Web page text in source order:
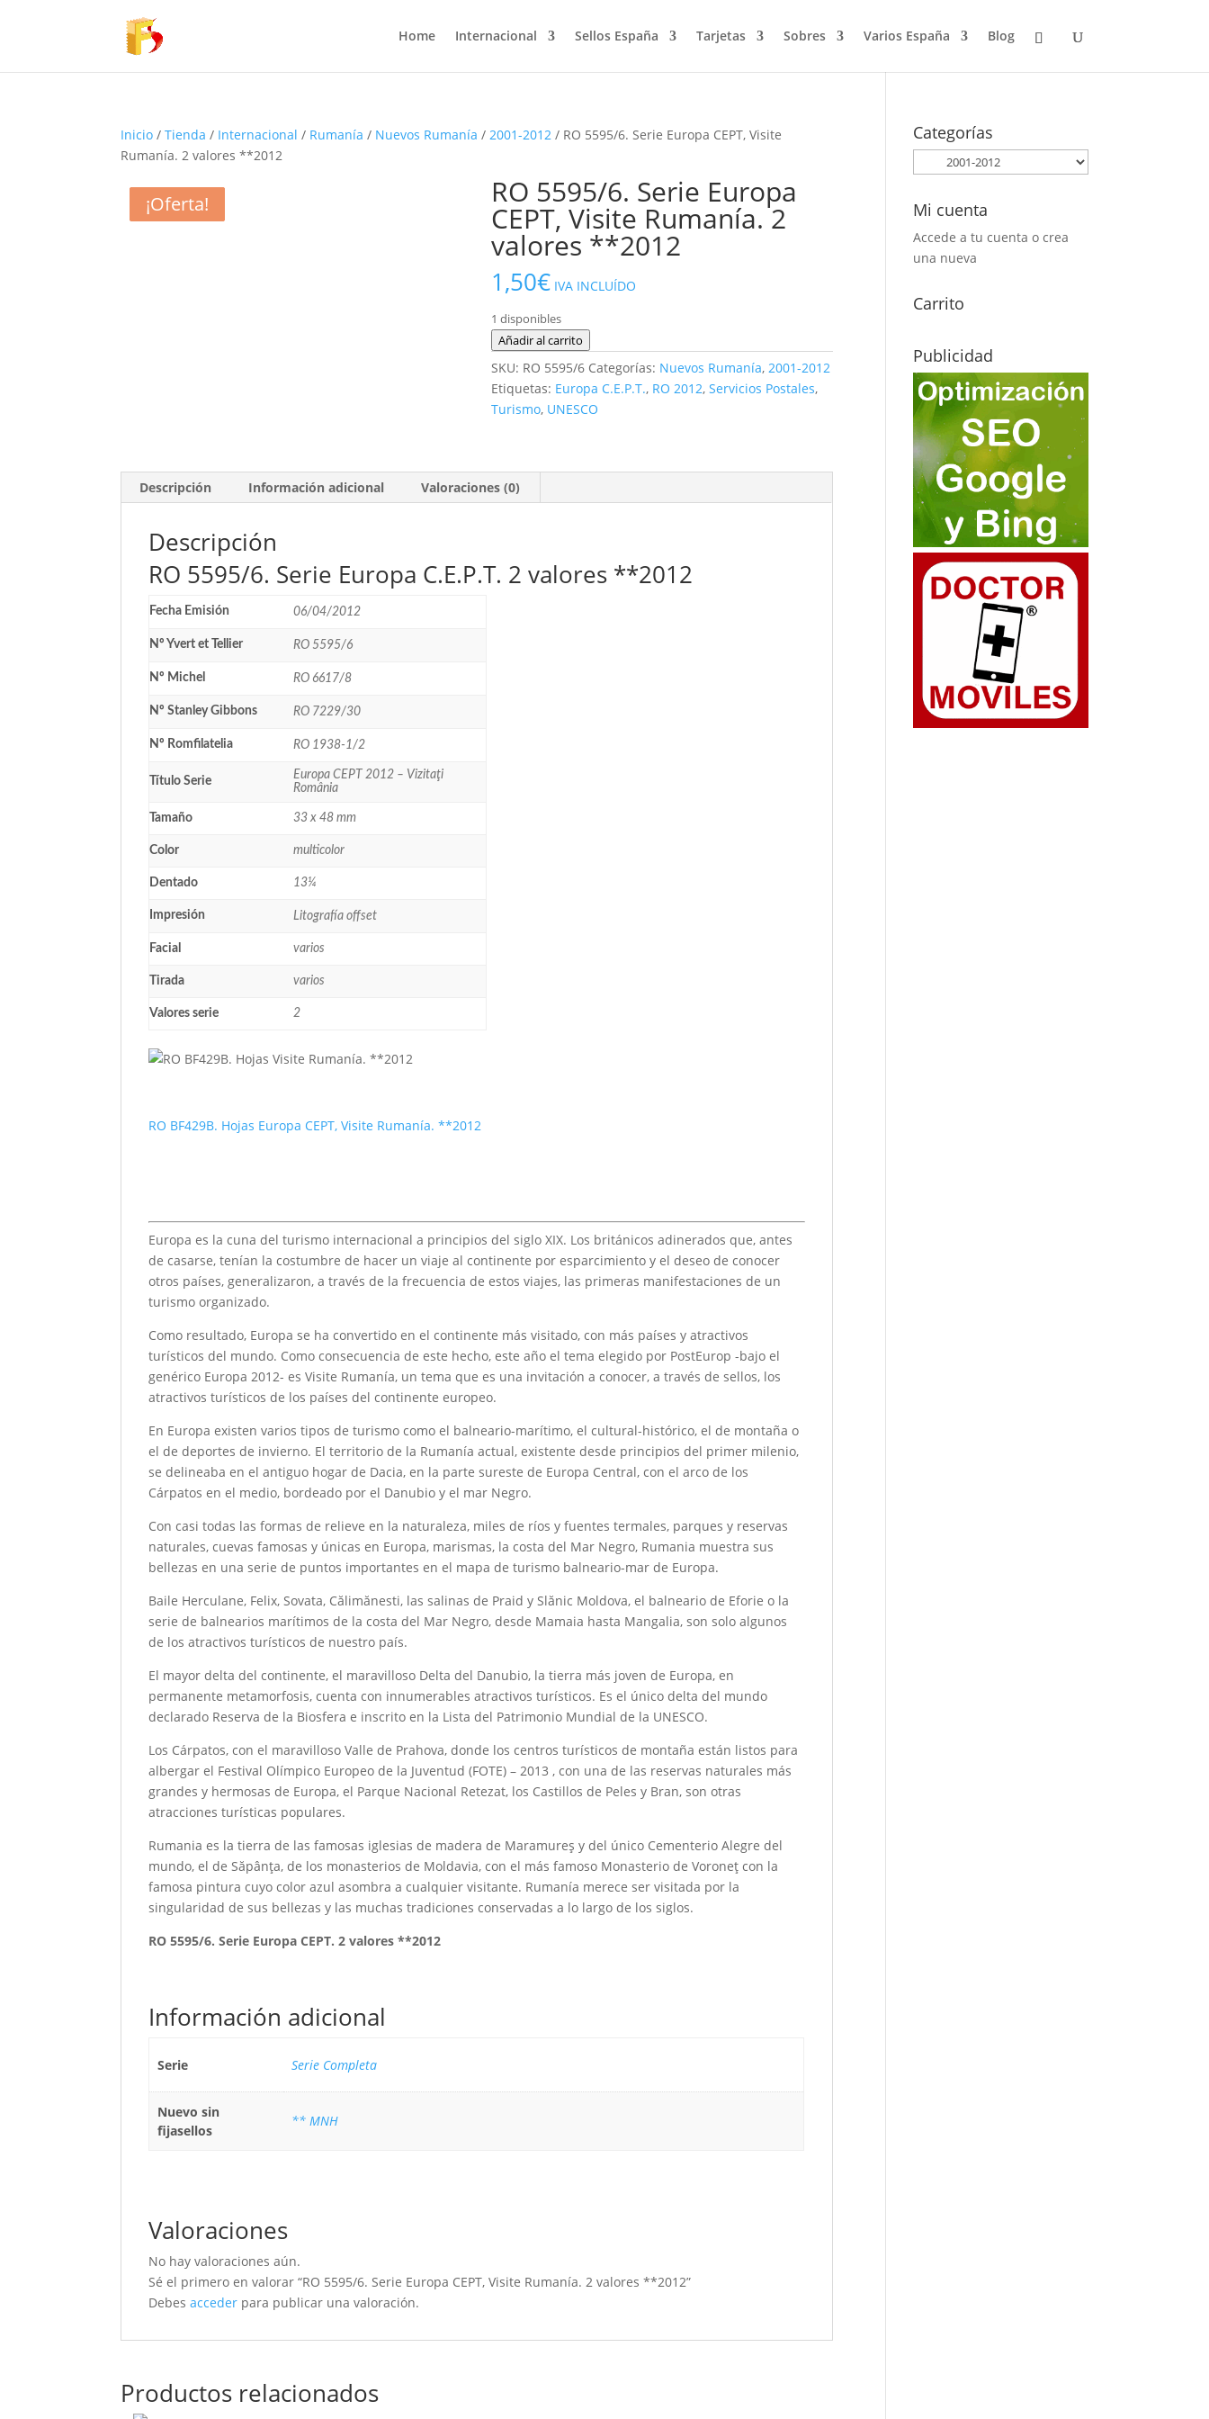
Home Internacional Sellos España Tarjetas Sobres Varios España Blog
Inicio /Tienda / Internacional / Rumanía / Nuevos Rumanía /2001-2012 / RO 5595/6. Serie Europa CEPT, Visite
Rumanía. 2 valores **2012
RO 5595/6. Serie Europa
CEPT, Visite Rumanía. 2
valores **2012
1,50€ IVA INCLUÍDO
1 disponibles
RO
5595/6.
Serie
Europa
2
valores
Añadir al carrito
SKU: RO 5595/6 Categorías: Nuevos Rumanía,2001-2012
Etiquetas: Europa C.E.P.T., RO 2012,Servicios Postales,
Turismo, UNESCO
Descripción Información adicional Valoraciones (0)
Descripción
RO 5595/6. Serie Europa C.E.P.T. 2 valores **2012
Fecha Emisión 06/04/2012
Nº Yvert et Tellier RO 5595/6
Nº Michel RO 6617/8
Nº Stanley Gibbons RO 7229/30
Nº Romfilatelia RO 1938-1/2
Título Serie
Europa CEPT 2012 – Vizitaţi
România
Tamaño 33 x 48 mm
Color multicolor
Dentado 13¼
Impresión Litografía offset
Facial varios
Tirada varios
Valores serie 2
RO BF429B. Hojas Europa CEPT, Visite Rumanía. **2012
Europa es la cuna del turismo internacional a principios del siglo XIX. Los británicos adinerados que, antes
de casarse, tenían la costumbre de hacer un viaje al continente por esparcimiento y el deseo de conocer
otros países, generalizaron, a través de la frecuencia de estos viajes, las primeras manifestaciones de un
turismo organizado.
Como resultado, Europa se ha convertido en el continente más visitado, con más países y atractivos
turísticos del mundo. Como consecuencia de este hecho, este año el tema elegido por PostEurop -bajo el
genérico Europa 2012- es Visite Rumanía, un tema que es una invitación a conocer, a través de sellos, los
atractivos turísticos de los países del continente europeo.
En Europa existen varios tipos de turismo como el balneario-marítimo, el cultural-histórico, el de montaña o
el de deportes de invierno. El territorio de la Rumanía actual, existente desde principios del primer milenio,
se delineaba en el antiguo hogar de Dacia, en la parte sureste de Europa Central, con el arco de los
Cárpatos en el medio, bordeado por el Danubio y el mar Negro.
Con casi todas las formas de relieve en la naturaleza, miles de ríos y fuentes termales, parques y reservas
naturales, cuevas famosas y únicas en Europa, marismas, la costa del Mar Negro, Rumania muestra sus
bellezas en una serie de puntos importantes en el mapa de turismo balneario-mar de Europa.
Baile Herculane, Felix, Sovata, Călimănesti, las salinas de Praid y Slănic Moldova, el balneario de Eforie o la
serie de balnearios marítimos de la costa del Mar Negro, desde Mamaia hasta Mangalia, son solo algunos
de los atractivos turísticos de nuestro país.
El mayor delta del continente, el maravilloso Delta del Danubio, la tierra más joven de Europa, en
permanente metamorfosis, cuenta con innumerables atractivos turísticos. Es el único delta del mundo
declarado Reserva de la Biosfera e inscrito en la Lista del Patrimonio Mundial de la UNESCO.
Los Cárpatos, con el maravilloso Valle de Prahova, donde los centros turísticos de montaña están listos para
albergar el Festival Olímpico Europeo de la Juventud (FOTE) – 2013 , con una de las reservas naturales más
grandes y hermosas de Europa, el Parque Nacional Retezat, los Castillos de Peles y Bran, son otras
atracciones turísticas populares.
Rumania es la tierra de las famosas iglesias de madera de Maramureş y del único Cementerio Alegre del
mundo, el de Săpânţa, de los monasterios de Moldavia, con el más famoso Monasterio de Voroneţ con la
famosa pintura cuyo color azul asombra a cualquier visitante. Rumanía merece ser visitada por la
singularidad de sus bellezas y las muchas tradiciones conservadas a lo largo de los siglos.
RO 5595/6. Serie Europa CEPT. 2 valores **2012
Información adicional
Serie Serie Completa
Nuevo sin
fijasellos
** MNH
Valoraciones
No hay valoraciones aún.
Sé el primero en valorar “RO 5595/6. Serie Europa CEPT, Visite Rumanía. 2 valores **2012”
Debesacceder para publicar una valoración.
Productos relacionados
¡Oferta!
¡Oferta!
¡Oferta!
Categorías
Mi cuenta
Accede a tu cuenta o crea
una nueva
Carrito
Publicidad